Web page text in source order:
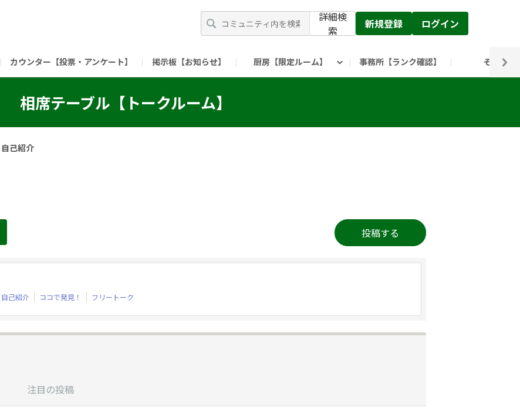
詳細検
索
新規登録 ログイン
カウンター【投票・アンケート】 掲示板【お知らせ】 厨房【限定ルーム】 事務所【ランク確認】 その他
（リンク）ピックルスコーポレーションHP （リンク）ピックルスホールディングスHP
相席テーブル【トークルーム】
自己紹介
投稿する
自己紹介 ココで発見！ フリートーク
注目の投稿